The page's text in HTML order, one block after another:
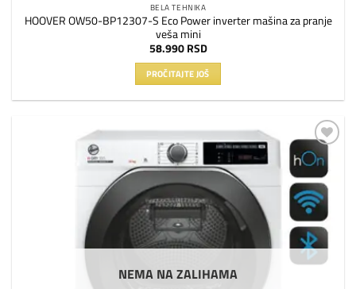
BELA TEHNIKA
HOOVER OW50-BP12307-S Eco Power inverter mašina za pranje
veša mini
58.990 RSD
PROČITAJTE JOŠ
Dodaj
na
listu
želja
NEMA NA ZALIHAMA